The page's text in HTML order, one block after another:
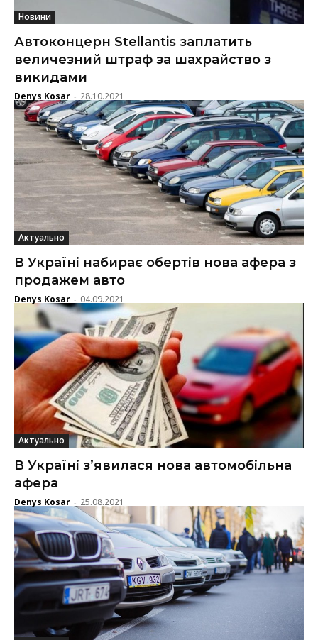
Новини
Автоконцерн Stellantis заплатить
величезний штраф за шахрайство з
викидами
Denys Kosar - 28.10.2021
Актуально
В Україні набирає обертів нова афера з
продажем авто
Denys Kosar - 04.09.2021
Актуально
В Україні з’явилася нова автомобільна
афера
Denys Kosar - 25.08.2021